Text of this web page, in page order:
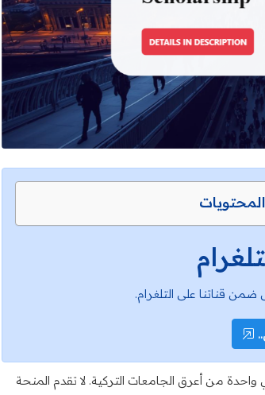
ضمن قناتنا على التلغرام.
واحدة من أعرق الجامعات التركية. لا تقدم المنحة